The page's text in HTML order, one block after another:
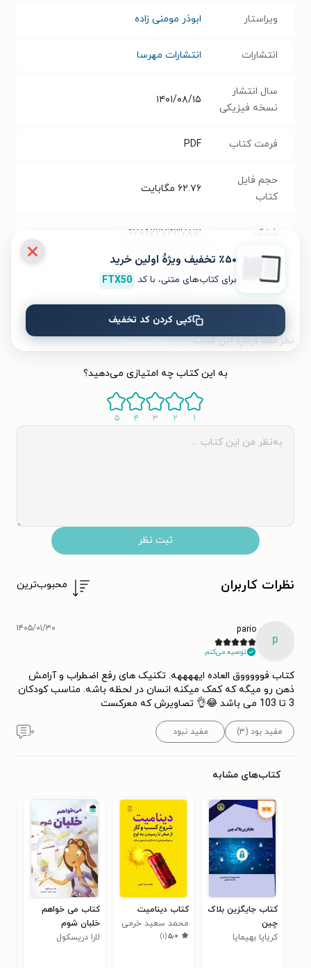
ویراستار ابوذر مومنی زاده
انتشارات انتشارات مهرسا
سال انتشار
نسخه فیزیکی
۱۴۰۱/۰۸/۱۵
فرمت کتاب PDF
حجم فایل
کتاب
۶۲.۷۶ مگابایت
شابک ۹۷۸۶۲۲۷۴۳۷۸۱۲
۲۸ صفحه
قیمت کتاب ۵۰۰۰۰ تومان
نظر شما دربارهٔ این کتاب
به این کتاب چه امتیازی می‌دهید؟
۱ ۲ ۳ ۴ ۵
ثبت نظر
نظرات کاربران محبوب‌ترین
p
pario
توصیه می‌کنم.
۱۴۰۵/۰۱/۳۰
کتاب فوووووق العاده ایههههه. تکنیک های رفع اضطراب و آرامش
ذهن رو میگه که کمک میکنه انسان در لحظه باشه. مناسب کودکان
3 تا 103 می باشد 😂👌 تصاویرش که معرکست
مفید بود (۳) مفید نبود ۰
کتاب‌های مشابه
کتاب جایگزین بلاک
چین
کریاپا بهیمایا
کتاب دینامیت
محمد سعید خرمی
۵٫۰(۱)
کتاب می خواهم
خلبان شوم
لارا دریسکول
٪۵۰ تخفیف ویژۀ اولین خرید
برای کتاب‌های متنی، با کد FTX50
کپی کردن کد تخفیف